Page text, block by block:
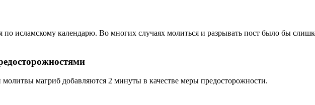
по исламскому календарю. Во многих случаях молиться и разрывать пост было бы
магриб добавляются 2 минуты в качестве меры предосторожности.